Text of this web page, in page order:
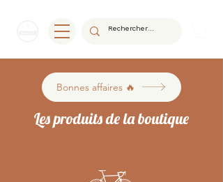
Bonnes affaires 🔥
Les produits de la boutique